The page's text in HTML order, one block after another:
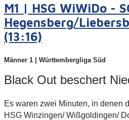
M1 | HSG WiWiDo -
Hegensberg/
(13:16)
Männer 1 | Württembergliga Süd
Black Out beschert
Es waren zwei Minuten, in denen
HSG Winzingen/ Wißgoldingen/